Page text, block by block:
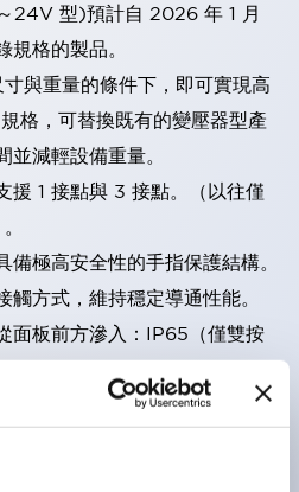
24V 型)預計自 2026 年 1 月
格的製品。
與重量的條件下，即可實現高
格，可替換既有的變壓器型產
減輕設備重量。
援 1 接點與 3 接點。（以往僅
極高安全性的手指保護結構。
方式，維持穩定導通性能。
面板前方滲入：IP65（僅雙按
立動作的按鈕以及一個指示燈這
種電壓規格。